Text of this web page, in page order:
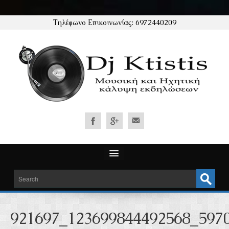
Τηλέφωνο Επικοινωνίας: 6972440209
ΥΠΗΡΕΣΙΕΣ
ΜΟΥΣΙΚΗ ΚΑΛΥΨΗ ΓΑΜΟΥ